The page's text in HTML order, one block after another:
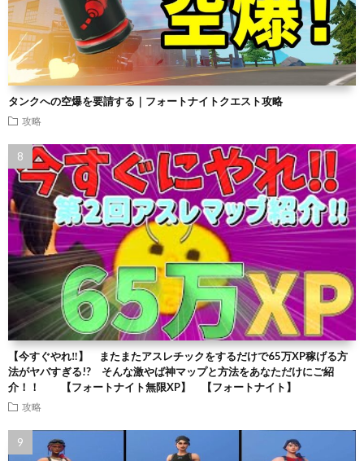
タンクへの空爆を要請する｜フォートナイトクエスト攻略
攻略
【今すぐやれ‼】 またまたアスレチックをするだけで65万XP稼げる方
法がヤバすぎる!? そんな激やば神マップと方法をあなただけにご紹
介！！ 【フォートナイト無限XP】 【フォートナイト】
攻略